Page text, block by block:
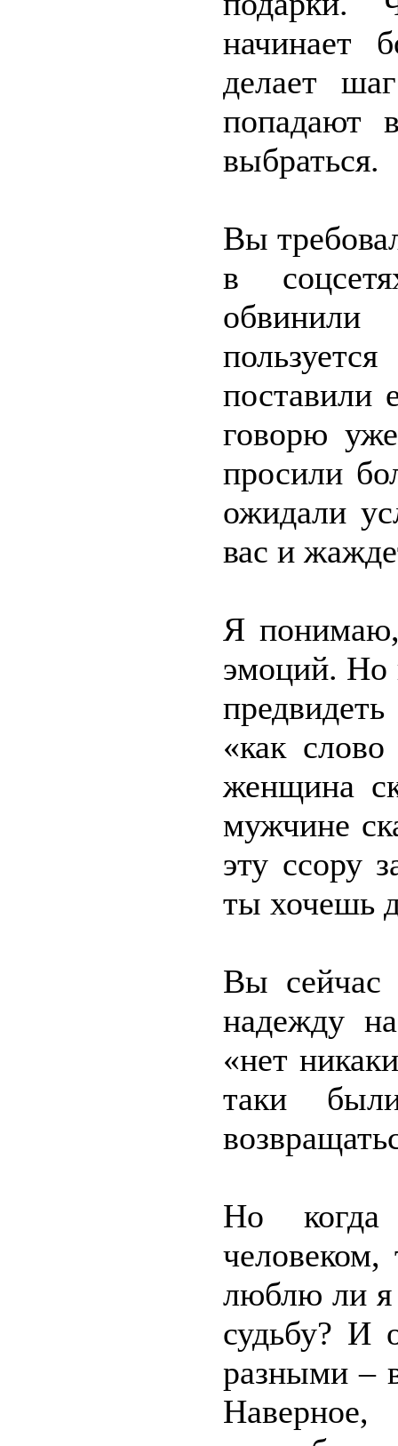
начинает
делает
попадают
выбраться.
Вы
в
поставили
говорю
просили
ожидали
вас и
Я понимаю,
эмоций. Но
«как
женщина
мужчине
эту ссору
ты хочешь
Вы сейчас
надежду
«нет
таки
Но
человеком,
люблю ли я
судьбу? И
разными –